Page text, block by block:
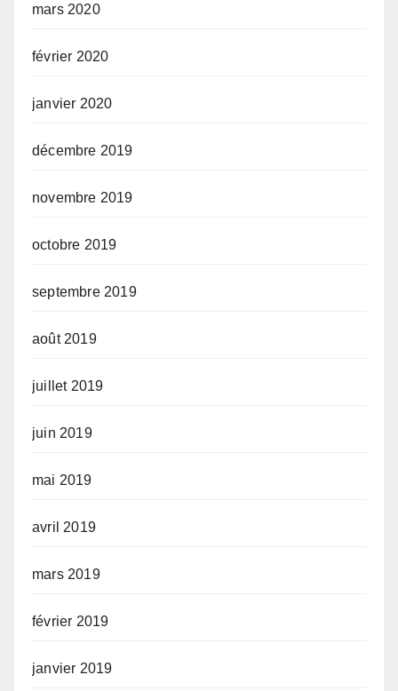
mars 2020
février 2020
janvier 2020
décembre 2019
novembre 2019
octobre 2019
septembre 2019
août 2019
juillet 2019
juin 2019
mai 2019
avril 2019
mars 2019
février 2019
janvier 2019